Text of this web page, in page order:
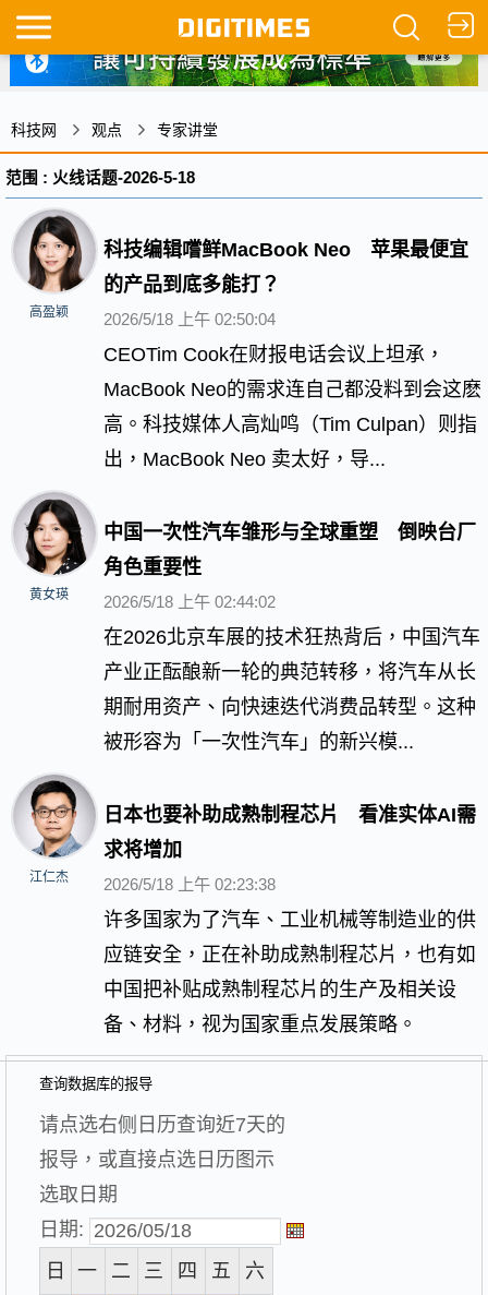
科技网 观点 专家讲堂
范围 : 火线话题-2026-5-18
高盈颖
科技编辑嚐鲜MacBook Neo 苹果最便宜
的产品到底多能打？
2026/5/18 上午 02:50:04
CEOTim Cook在财报电话会议上坦承，
MacBook Neo的需求连自己都没料到会这麽
高。科技媒体人高灿鸣（Tim Culpan）则指
出，MacBook Neo 卖太好，导...
黄女瑛
中国一次性汽车雏形与全球重塑 倒映台厂
角色重要性
2026/5/18 上午 02:44:02
在2026北京车展的技术狂热背后，中国汽车
产业正酝酿新一轮的典范转移，将汽车从长
期耐用资产、向快速迭代消费品转型。这种
被形容为「一次性汽车」的新兴模...
江仁杰
日本也要补助成熟制程芯片 看准实体AI需
求将增加
2026/5/18 上午 02:23:38
许多国家为了汽车、工业机械等制造业的供
应链安全，正在补助成熟制程芯片，也有如
中国把补贴成熟制程芯片的生产及相关设
备、材料，视为国家重点发展策略。
查询数据库的报导
请点选右侧日历查询近7天的
报导，或直接点选日历图示
选取日期
日期:
日
一 二 三 四 五 六